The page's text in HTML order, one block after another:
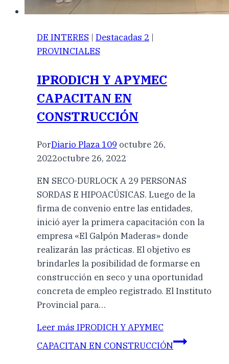
DE INTERES | Destacadas 2 |
PROVINCIALES
IPRODICH Y APYMEC
CAPACITAN EN
CONSTRUCCIÓN
PorDiario Plaza 109 octubre 26,
2022octubre 26, 2022
EN SECO-DURLOCK A 29 PERSONAS
SORDAS E HIPOACÚSICAS. Luego de la
firma de convenio entre las entidades,
inició ayer la primera capacitación con la
empresa «El Galpón Maderas» donde
realizarán las prácticas. El objetivo es
brindarles la posibilidad de formarse en
construcción en seco y una oportunidad
concreta de empleo registrado. El Instituto
Provincial para…
Leer más IPRODICH Y APYMEC
CAPACITAN EN CONSTRUCCIÓN